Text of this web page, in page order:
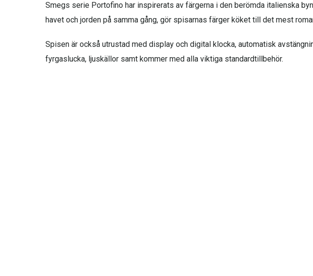
Smegs serie Portofino har inspirerats av färgerna i den berömda italienska
havet och jorden på samma gång, gör spisarnas färger köket till det mest
Spisen är också utrustad med display och digital klocka, automatisk
fyrgaslucka, ljuskällor samt kommer med alla viktiga standardtillbehör.